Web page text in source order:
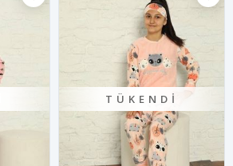
TÜKENDI